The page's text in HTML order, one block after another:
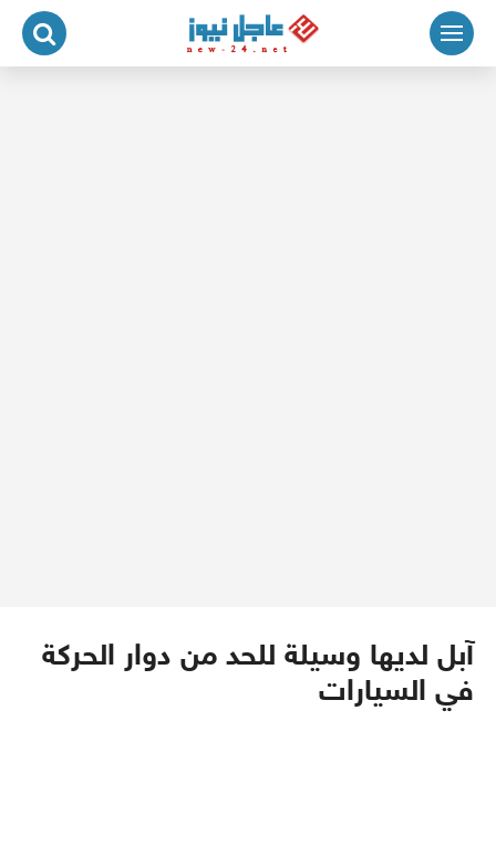
التجاوز
المحتوى
آبل لديها وسيلة للحد من دوار الحركة
في السيارات